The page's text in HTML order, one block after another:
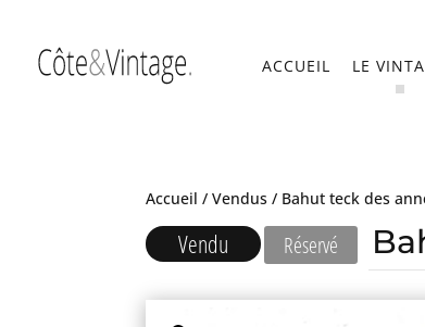
ACCUEIL LE
Accueil /Vendus / Bahut teck des
Vendu Réservé